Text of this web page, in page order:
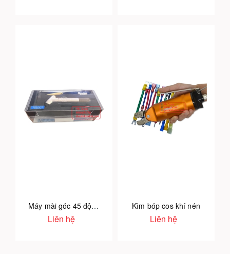
Máy mài góc 45 độ MAG-121N
Liên hệ
Kìm bóp cos khí nén
Liên hệ